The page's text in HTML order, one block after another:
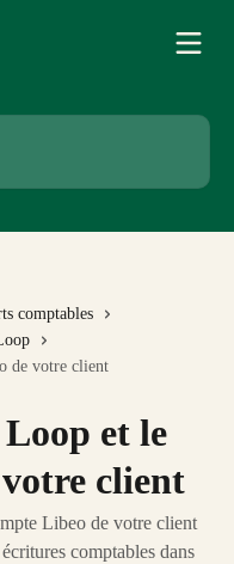
comptables
de votre client
et le
client
Libeo de votre client
comptables dans